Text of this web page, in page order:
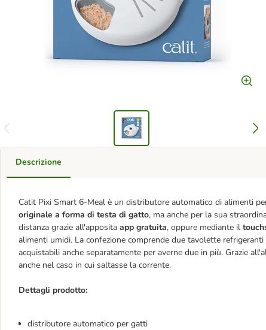
Descrizione
Catit Pixi Smart 6-Meal è un distributore automatico di alimenti
originale a forma di testa di gatto, ma anche per la sua
distanza grazie all'apposita app gratuita, oppure mediante il
alimenti umidi. La confezione comprende due tavolette
acquistabili anche separatamente per averne due in più. Grazie
anche nel caso in cui saltasse la corrente.
Dettagli prodotto:
distributore automatico per gatti